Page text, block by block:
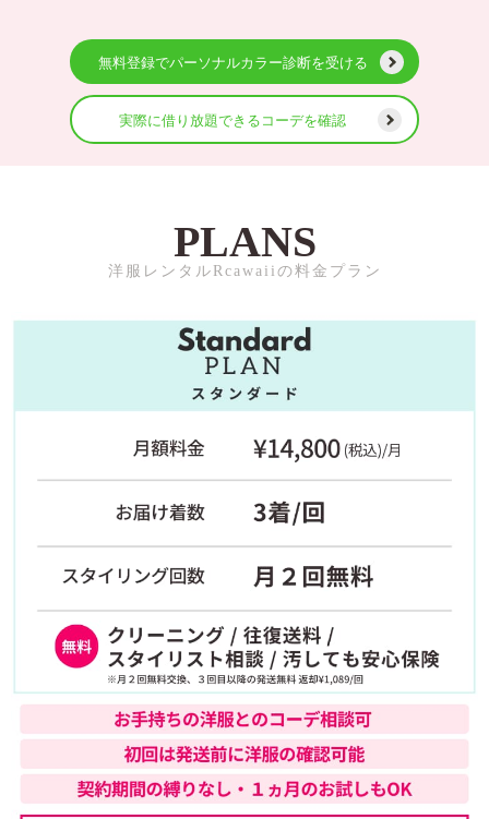
無料登録でパーソナルカラー診断を受ける
実際に借り放題できるコーデを確認
PLANS
洋服レンタルRcawaiiの料金プラン